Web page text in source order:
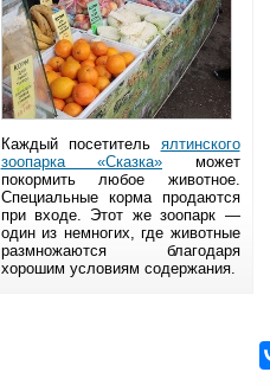
Каждый посетитель ялтинского
зоопарка «Сказка» может
покормить любое животное.
Специальные корма продаются
при входе. Этот же зоопарк —
один из немногих, где животные
размножаются благодаря
хорошим условиям содержания.